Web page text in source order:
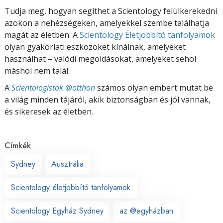
Tudja meg, hogyan segíthet a Scientology felülkerekedni
azokon a nehézségeken, amelyekkel szembe találhatja
magát az életben. AScientology Életjobbító tanfolyamok
olyan gyakorlati eszközöket kínálnak, amelyeket
használhat – valódi megoldásokat, amelyeket sehol
máshol nem talál.
AScientologistok @otthonszámos olyan embert mutat be
a világ minden tájáról, akik biztonságban és jól vannak,
és sikeresek az életben.
Címkék
Sydney
Ausztrália
Scientology életjobbító tanfolyamok
Scientology Egyház Sydney az @egyházban